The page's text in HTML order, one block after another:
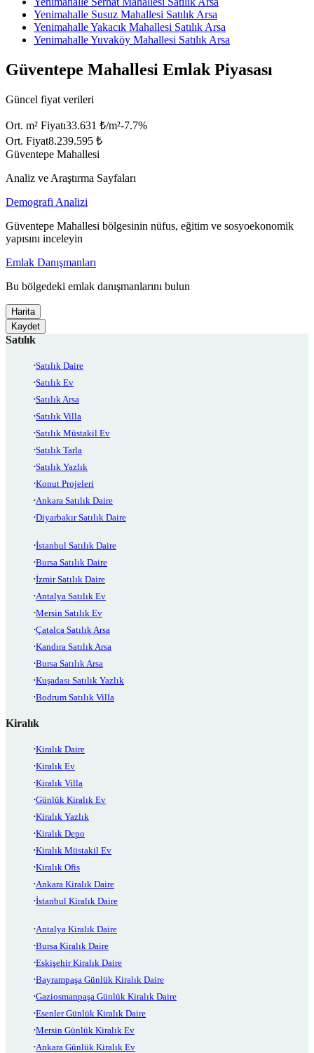
Yenimahalle Susuz Mahallesi Satılık Arsa
Yenimahalle Yakacık Mahallesi Satılık Arsa
Yenimahalle Yuvaköy Mahallesi Satılık Arsa
Güventepe Mahallesi Emlak Piyasası
Güncel fiyat verileri
Ort. m² Fiyatı33.631 ₺/m²-7.7%
Ort. Fiyat8.239.595 ₺
Güventepe Mahallesi
Analiz ve Araştırma Sayfaları
Demografi Analizi
Güventepe Mahallesi bölgesinin nüfus, eğitim ve sosyoekonomik
yapısını inceleyin
Emlak Danışmanları
Bu bölgedeki emlak danışmanlarını bulun
Harita
Kaydet
Satılık
Satılık Daire
Satılık Ev
Satılık Arsa
Satılık Villa
Satılık Müstakil Ev
Satılık Tarla
Satılık Yazlık
Konut Projeleri
Ankara Satılık Daire
Diyarbakır Satılık Daire
İstanbul Satılık Daire
Bursa Satılık Daire
İzmir Satılık Daire
Antalya Satılık Ev
Mersin Satılık Ev
Çatalca Satılık Arsa
Kandıra Satılık Arsa
Bursa Satılık Arsa
Kuşadası Satılık Yazlık
Bodrum Satılık Villa
Kiralık
Kiralık Daire
Kiralık Ev
Kiralık Villa
Günlük Kiralık Ev
Kiralık Yazlık
Kiralık Depo
Kiralık Müstakil Ev
Kiralık Ofis
Ankara Kiralık Daire
İstanbul Kiralık Daire
Antalya Kiralık Daire
Bursa Kiralık Daire
Eskişehir Kiralık Daire
Bayrampaşa Günlük Kiralık Daire
Gaziosmanpaşa Günlük Kiralık Daire
Esenler Günlük Kiralık Daire
Mersin Günlük Kiralık Ev
Ankara Günlük Kiralık Ev